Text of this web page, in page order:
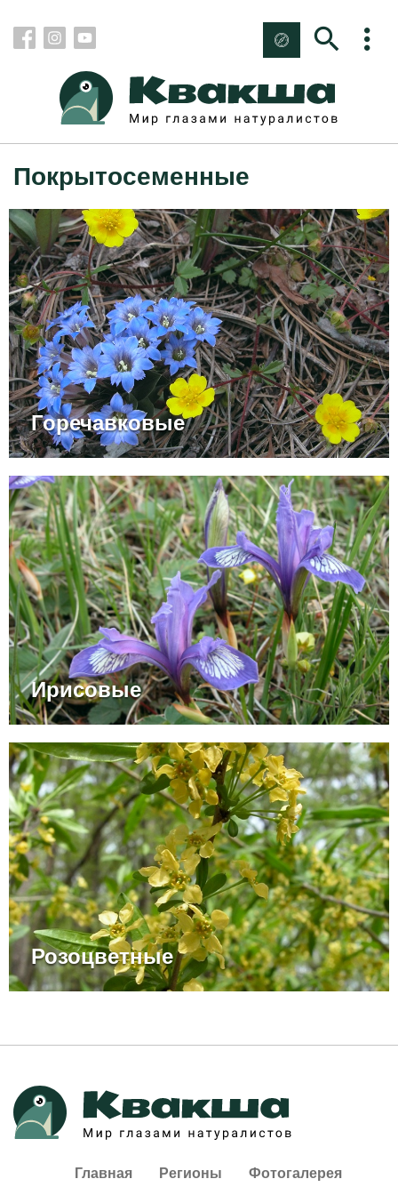
Покрытосеменные
Горечавковые
Ирисовые
Розоцветные
Главная Регионы Фотогалерея